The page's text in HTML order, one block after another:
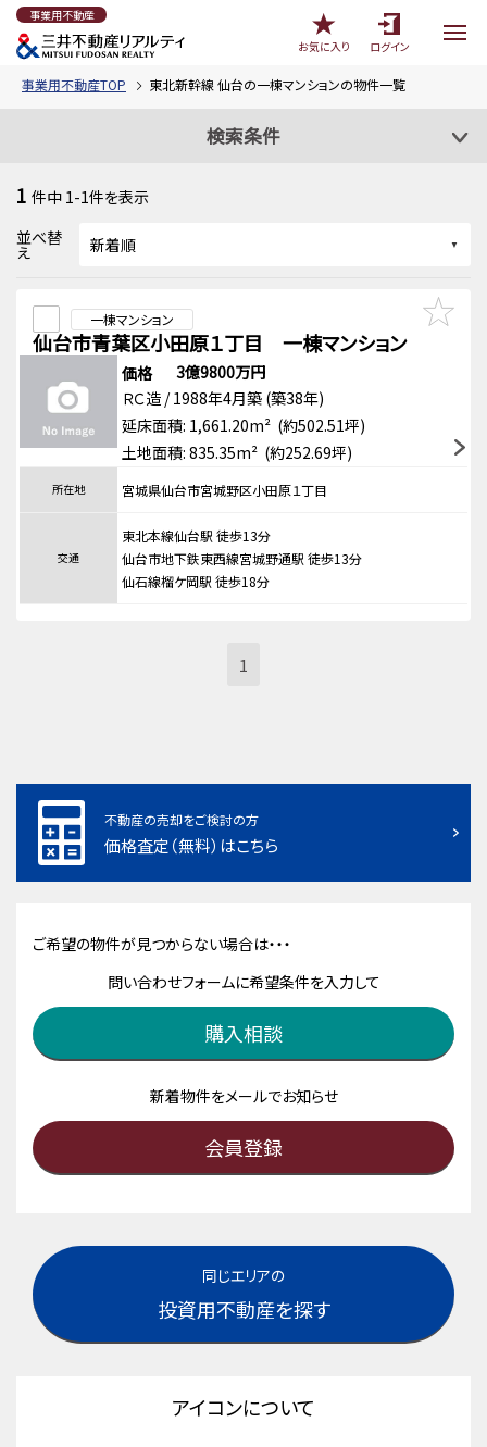
事業用不動産
お気に入り
ログイン
事業用不動産TOP 東北新幹線 仙台の一棟マンションの物件一覧
検索条件
1 件中 1-1件を表示
並べ替
え
一棟マンション
仙台市青葉区小田原１丁目 一棟マンション
価格
3億9800万円
ＲＣ造 / 1988年4月築 (築38年)
延床面積: 1,661.20m² (約502.51坪)
土地面積: 835.35m² (約252.69坪)
所在地 宮城県仙台市宮城野区小田原１丁目
交通
東北本線仙台駅 徒歩13分
仙台市地下鉄東西線宮城野通駅 徒歩13分
仙石線榴ケ岡駅 徒歩18分
1
不動産の売却をご検討の方
価格査定（無料）はこちら
ご希望の物件が見つからない場合は・・・
問い合わせフォームに希望条件を入力して
購入相談
新着物件をメールでお知らせ
会員登録
同じエリアの
投資用不動産を探す
アイコンについて